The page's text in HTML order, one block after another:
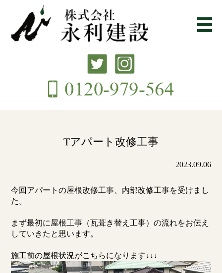
Tアパート改修工事
2023.09.06
今回アパートの屋根改修工事、内部改修工事を受けまし
た。
まず最初に屋根工事（瓦葺き替え工事）の流れをお伝え
していきたと思います。
施工前の屋根状況がこちらになります↓↓↓